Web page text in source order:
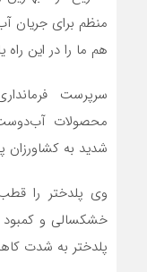
منظم برای جریان
هم ما را در این راه
سرپرست
محصولات
شدید به
وی پلدختر را
خشکسالی و کمبود
پلدختر به شدت